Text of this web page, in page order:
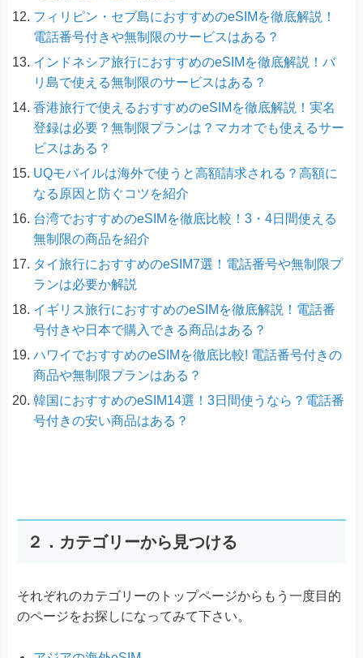
フィリピン・セブ島におすすめのeSIMを徹底解説！
電話番号付きや無制限のサービスはある？
インドネシア旅行におすすめのeSIMを徹底解説！バ
リ島で使える無制限のサービスはある？
香港旅行で使えるおすすめのeSIMを徹底解説！実名
登録は必要？無制限プランは？マカオでも使えるサー
ビスはある？
UQモバイルは海外で使うと高額請求される？高額に
なる原因と防ぐコツを紹介
台湾でおすすめのeSIMを徹底比較！3・4日間使える
無制限の商品を紹介
タイ旅行におすすめのeSIM7選！電話番号や無制限プ
ランは必要か解説
イギリス旅行におすすめのeSIMを徹底解説！電話番
号付きや日本で購入できる商品はある？
ハワイでおすすめのeSIMを徹底比較! 電話番号付きの
商品や無制限プランはある？
韓国におすすめのeSIM14選！3日間使うなら？電話番
号付きの安い商品はある？
２．カテゴリーから見つける
それぞれのカテゴリーのトップページからもう一度目的
のページをお探しになってみて下さい。